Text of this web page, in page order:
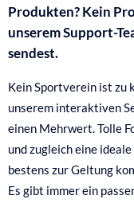
Produkten? Kein
unserem Support-
sendest.
Kein Sportverein ist zu
unserem interaktiven
einen Mehrwert.Tolle
und zugleich eine
bestens zur Geltung
Es gibt immer ein